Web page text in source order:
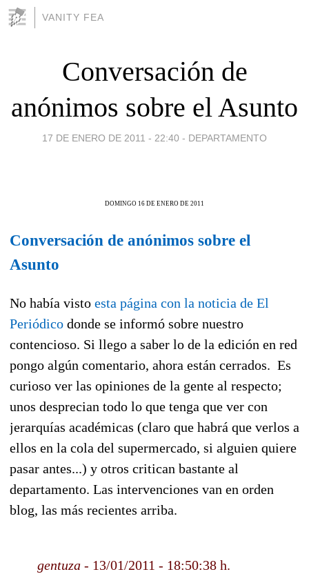
VANITY FEA
Conversación de
anónimos sobre el Asunto
17 DE ENERO DE 2011 - 22:40 - DEPARTAMENTO
DOMINGO 16 DE ENERO DE 2011
Conversación de anónimos sobre el
Asunto
No había visto esta página con la noticia de El
Periódico donde se informó sobre nuestro
contencioso. Si llego a saber lo de la edición en red
pongo algún comentario, ahora están cerrados. Es
curioso ver las opiniones de la gente al respecto;
unos desprecian todo lo que tenga que ver con
jerarquías académicas (claro que habrá que verlos a
ellos en la cola del supermercado, si alguien quiere
pasar antes...) y otros critican bastante al
departamento. Las intervenciones van en orden
blog, las más recientes arriba.
gentuza - 13/01/2011 - 18:50:38 h.